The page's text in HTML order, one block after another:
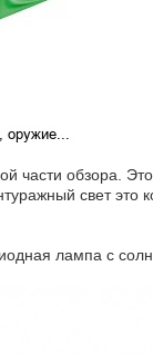
части обзора.
свет это
лампа с